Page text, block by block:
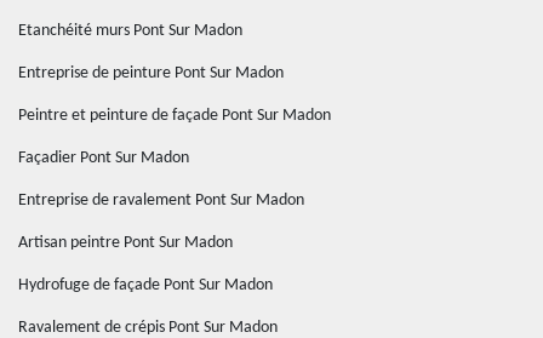
Etanchéité murs Pont Sur Madon
Entreprise de peinture Pont Sur Madon
Peintre et peinture de façade Pont Sur Madon
Façadier Pont Sur Madon
Entreprise de ravalement Pont Sur Madon
Artisan peintre Pont Sur Madon
Hydrofuge de façade Pont Sur Madon
Ravalement de crépis Pont Sur Madon